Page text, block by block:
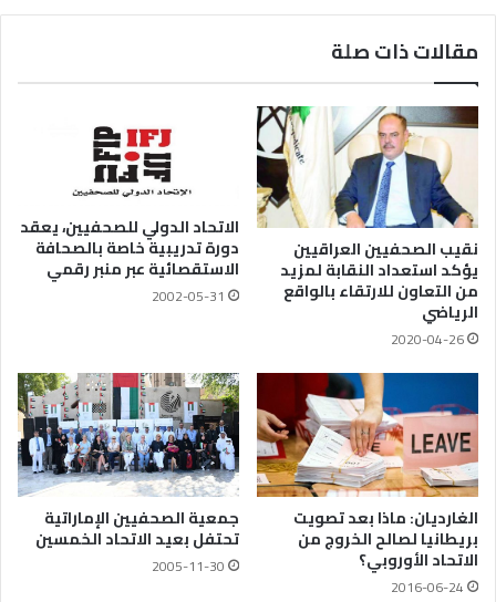
مقالات ذات صلة
نقيب الصحفيين العراقيين
يؤكد استعداد النقابة لمزيد
من التعاون للارتقاء بالواقع
الرياضي
2020-04-26
الاتحاد الدولي للصحفيين، يعقد
دورة تدريبية خاصة بالصحافة
الاستقصائية عبر منبر رقمي
2002-05-31
الغارديان: ماذا بعد تصويت
بريطانيا لصالح الخروج من
الاتحاد الأوروبي؟
2016-06-24
جمعية الصحفيين الإماراتية
تحتفل بعيد الاتحاد الخمسين
2005-11-30